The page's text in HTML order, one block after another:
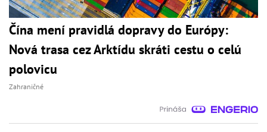
Čína mení pravidlá dopravy do Európy:
Nová trasa cez Arktídu skráti cestu o celú
polovicu
Zahraničné